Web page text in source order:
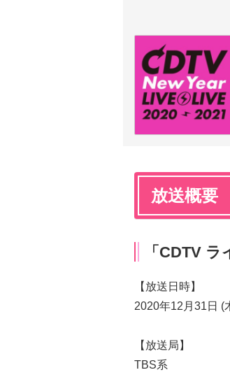
放送概要
「CDTV
【放送日時】
2020年12月31日 (
【放送局】
TBS系